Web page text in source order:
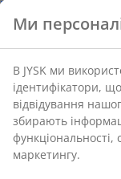
перфорованого
зберігання
виготовлений з
легко
Ми
В JYSK ми
ідентифікатори,
відвідування
збирають
функціональності,
маркетингу.